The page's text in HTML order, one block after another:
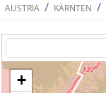
AUSTRIA / KÄRNTEN /